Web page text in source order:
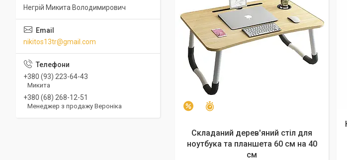
–10%
Складаний дерев'яний стіл для
ноутбука та планшета 60 см на 40
см
Негрій Микита Володимирович
nikitos13tr@gmail.com
+380 (93) 223-64-43
Микита
+380 (68) 268-12-51
Менеджер з продажу Вероніка